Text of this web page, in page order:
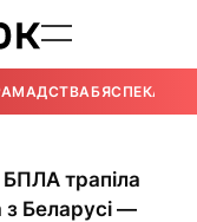
БЯСПЕКА
трапіла
з Беларусі —